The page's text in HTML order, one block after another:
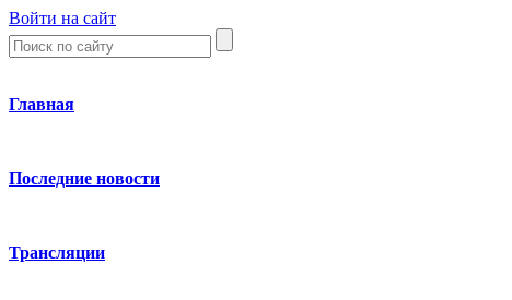
Войти на сайт
Главная
Последние новости
Трансляции